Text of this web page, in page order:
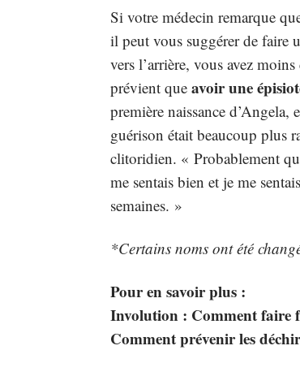
Si votre médecin remarque
il peut vous suggérer de faire
vers l’arrière, vous avez
prévient que avoir une
première naissance
guérison était beaucoup plus
clitoridien. « Probablement
me sentais bien et je me
semaines. »
*Certains noms ont été
Pour en savoir plus :
Involution : Comment faire
Comment prévenir les